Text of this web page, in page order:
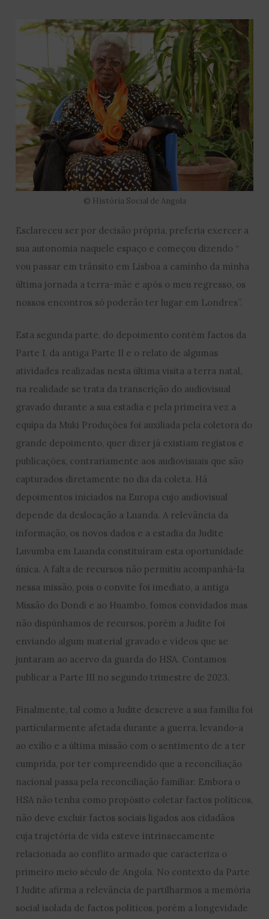
© História Social de Angola
Esclareceu ser por decisão própria, preferia exercer a
sua autonomia naquele espaço e começou dizendo “
vou passar em trânsito em Lisboa a caminho da minha
última jornada a terra-mãe e após o meu regresso, os
nossos encontros só poderão ter lugar em Londres”.
Esta segunda parte, do depoimento contém factos da
Parte I, da antiga Parte II e o relato de algumas
atividades realizadas nesta última visita a terra natal,
na realidade se trata da transcrição do audiovisual
gravado durante a sua estadia e pela primeira vez a
equipa da Muki Produções foi auxiliada pela coletora do
grande depoimento, quer dizer já existiam registos e
publicações, contrariamente aos audiovisuais que são
capturados diretamente no dia da coleta. Há
depoimentos iniciados na Europa cujo audiovisual
depende da deslocação a Luanda. A relevância da
informação, os novos dados e a estadia da Judite
Luvumba em Luanda constituíram esta oportunidade
única. A falta de recursos não permitiu acompanhá-la
nessa missão, pois o convite foi imediato, a antiga
Missão do Dondi e ao Huambo, fomos convidados mas
não dispúnhamos de recursos, porém a Judite foi
enviando algum material gravado e vídeos que se
juntaram ao acervo da guarda do HSA. Contamos
publicar a Parte III no segundo trimestre de 2023.
Finalmente, tal como a Judite descreve a sua família foi
particularmente afetada durante a guerra, levando-a
ao exílio e a última missão com o sentimento de a ter
cumprida, por ter compreendido que a reconciliação
nacional passa pela reconciliação familiar. Embora o
HSA não tenha como propósito coletar factos políticos,
não deve excluir factos sociais ligados aos cidadãos
cuja trajetória de vida esteve intrinsecamente
relacionada ao conflito armado que caracteriza o
primeiro meio século de Angola. No contexto da Parte
I Judite afirma a relevância de partilharmos a memória
social isolada de factos políticos, porém a longevidade